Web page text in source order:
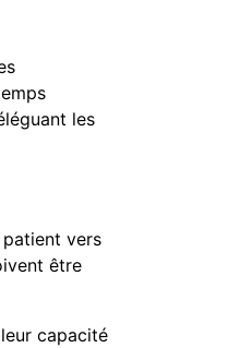
les
vers
être
capacité